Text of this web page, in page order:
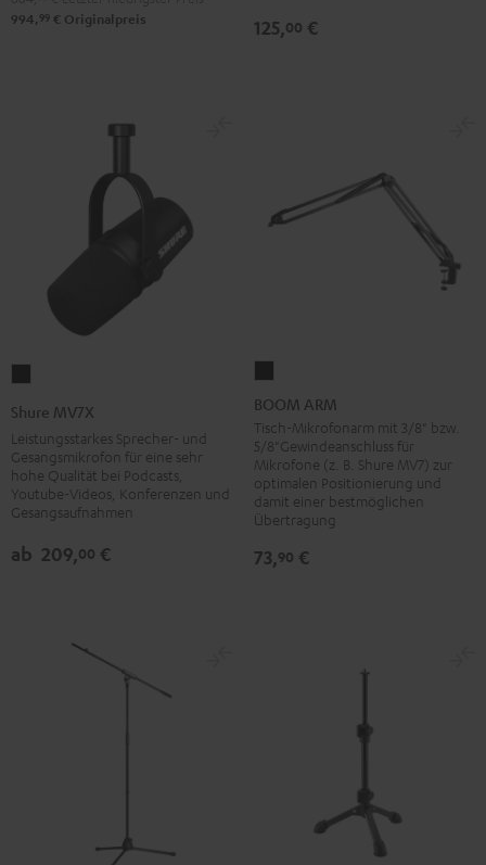
994, 99 € Originalpreis 125,00 €
Shure MV7X
Leistungsstarkes Sprecher- und
Gesangsmikrofon für eine sehr
hohe Qualität bei Podcasts,
Youtube-Videos, Konferenzen und
Gesangsaufnahmen
ab 209,00 €
ARM
Schwarz
BOOM ARM
Tisch-Mikrofonarm mit 3/8" bzw.
5/8"Gewindeanschluss für
Mikrofone (z. B. Shure MV7) zur
optimalen Positionierung und
damit einer bestmöglichen
Übertragung
73,90 €